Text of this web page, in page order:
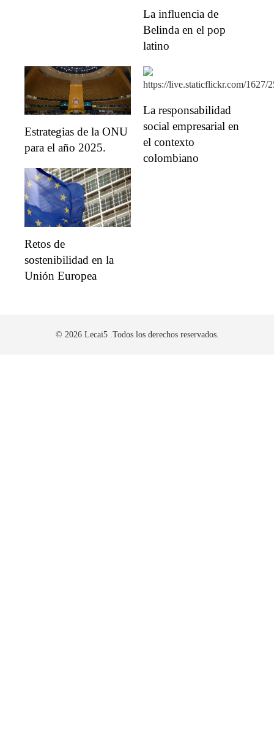
La influencia de
Belinda en el pop
latino
Estrategias de la ONU
para el año 2025.
La responsabilidad
social empresarial en
el contexto
colombiano
Retos de
sostenibilidad en la
Unión Europea
© 2026 Lecai5 .Todos los derechos reservados.